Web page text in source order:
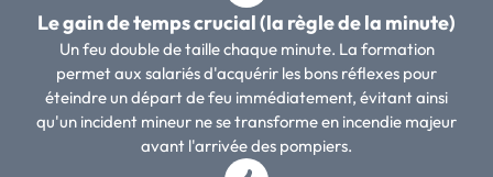
Le gain de temps crucial (la règle de la minute)
Un feu double de taille chaque minute. La formation
permet aux salariés d'acquérir les bons réflexes pour
éteindre un départ de feu immédiatement, évitant ainsi
qu'un incident mineur ne se transforme en incendie majeur
avant l'arrivée des pompiers.